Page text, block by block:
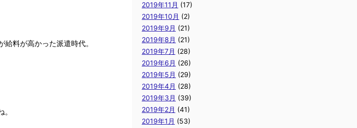
料が高かった派遣時代。
2019年11月 (17)
2019年10月 (2)
2019年9月 (21)
2019年8月 (21)
2019年7月 (28)
2019年6月 (26)
2019年5月 (29)
2019年4月 (28)
2019年3月 (39)
2019年2月 (41)
2019年1月 (53)